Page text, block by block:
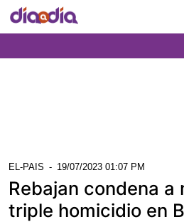
EL-PAIS - 19/07/2023 01:07 PM
Rebajan condena a
triple homicidio en